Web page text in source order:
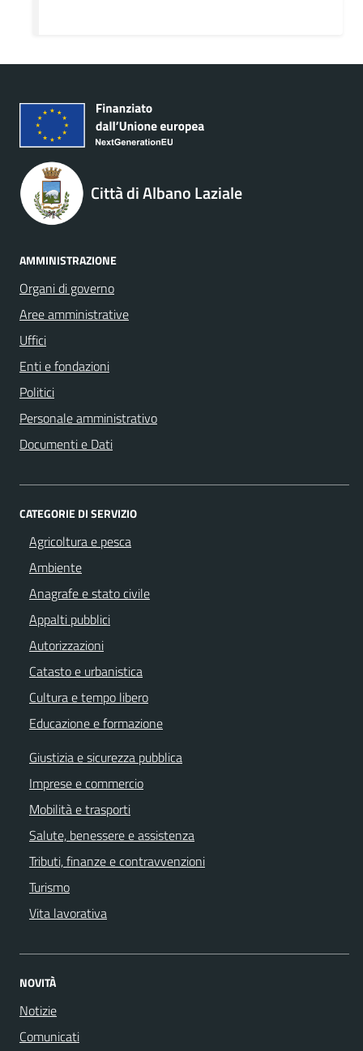
Città di Albano Laziale
AMMINISTRAZIONE
Organi di governo
Aree amministrative
Uffici
Enti e fondazioni
Politici
Personale amministrativo
Documenti e Dati
CATEGORIE DI SERVIZIO
Agricoltura e pesca
Ambiente
Anagrafe e stato civile
Appalti pubblici
Autorizzazioni
Catasto e urbanistica
Cultura e tempo libero
Educazione e formazione
Giustizia e sicurezza pubblica
Imprese e commercio
Mobilità e trasporti
Salute, benessere e assistenza
Tributi, finanze e contravvenzioni
Turismo
Vita lavorativa
NOVITÀ
Notizie
Comunicati